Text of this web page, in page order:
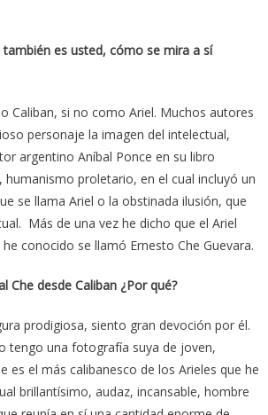
también es usted, cómo se mira a sí
Caliban, si no como Ariel. Muchos autores
personaje la imagen del intelectual,
argentino Aníbal Ponce en su libro
humanismo proletario, en el cual incluyó un
se llama Ariel o la obstinada ilusión, que
Más de una vez he dicho que el Ariel
conocido se llamó Ernesto Che Guevara.
Che desde Caliban ¿Por qué?
prodigiosa, siento gran devoción por él.
tengo una fotografía suya de joven,
es el más calibanesco de los Arieles que he
brillantísimo, audaz, incansable, hombre